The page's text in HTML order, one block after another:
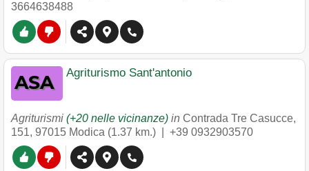
3664638488
Agriturismo Sant'antonio
Agriturismi (+20 nelle vicinanze) in Contrada Tre Casucce,
151, 97015 Modica (1.37 km.) | +39 0932903570